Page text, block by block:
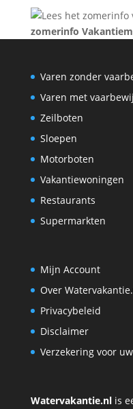
zomerinfo
Varen zonder
Varen met
Zeilboten
Sloepen
Motorboten
Vakantiewoningen
Restaurants
Supermarkten
Mijn Account
Over
Privacybeleid
Disclaimer
Verzekering voor
Watervakantie.nl is